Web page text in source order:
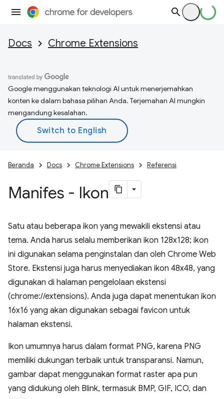
Docs Chrome Extensions
Google menggunakan teknologi AI untuk menerjemahkan
konten ke dalam bahasa pilihan Anda. Terjemahan AI mungkin
mengandung kesalahan.
Beranda Docs Chrome Extensions Referensi
Manifes - Ikon
Satu atau beberapa ikon yang mewakili ekstensi atau
tema. Anda harus selalu memberikan ikon 128x128; ikon
ini digunakan selama penginstalan dan oleh Chrome Web
Store. Ekstensi juga harus menyediakan ikon 48x48, yang
digunakan di halaman pengelolaan ekstensi
(chrome://extensions). Anda juga dapat menentukan ikon
16x16 yang akan digunakan sebagai favicon untuk
halaman ekstensi.
Ikon umumnya harus dalam format PNG, karena PNG
memiliki dukungan terbaik untuk transparansi. Namun,
gambar dapat menggunakan format raster apa pun
yang didukung oleh Blink, termasuk BMP, GIF, ICO, dan